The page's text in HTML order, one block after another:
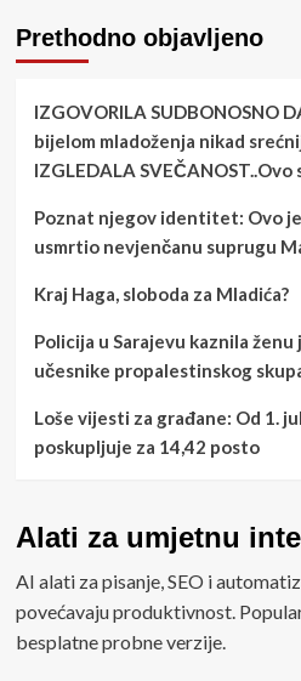
Prethodno objavljeno
IZGOVORILA SUDBONOSNO
bijelom mladoženja nikad
IZGLEDALA
Poznat njegov identitet: Ovo
usmrtio nevjenčanu suprugu
Kraj Haga, sloboda za Mladića?
Policija u Sarajevu kaznila
učesnike propalestinskog
Loše vijesti za građane: Od 1.
poskupljuje za 14,42 posto
Alati za umjetnu
AI alati za pisanje, SEO i
povećavaju produktivnost.
besplatne probne verzije.